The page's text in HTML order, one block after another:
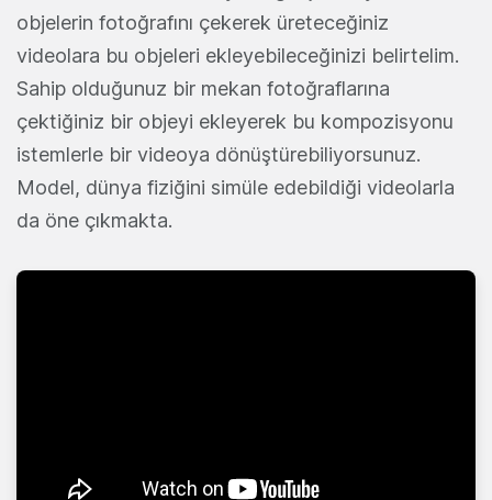
objelerin fotoğrafını çekerek üreteceğiniz
videolara bu objeleri ekleyebileceğinizi belirtelim.
Sahip olduğunuz bir mekan fotoğraflarına
çektiğiniz bir objeyi ekleyerek bu kompozisyonu
istemlerle bir videoya dönüştürebiliyorsunuz.
Model, dünya fiziğini simüle edebildiği videolarla
da öne çıkmakta.